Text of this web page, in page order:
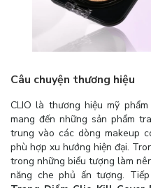
Câu chuyện thương hiệu
CLIO là thương hiệu mỹ
mang đến những sản phẩm
trung vào các dòng makeup
phù hợp xu hướng hiện đại.
trong những biểu tượng làm
năng che phủ ấn tượng.